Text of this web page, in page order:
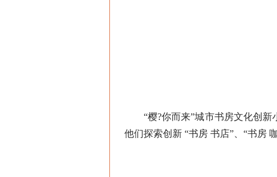
“樱?你而来”城市书房文化创新小
他们探索创新 “书房 书店”、“书房